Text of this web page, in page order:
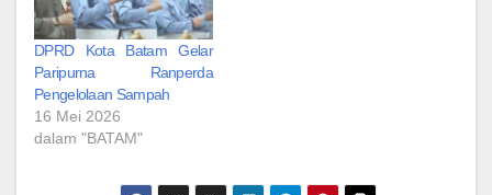
DPRD Kota Batam Gelar
Paripurna Ranperda
Pengelolaan Sampah
16 Mei 2026
dalam "BATAM"